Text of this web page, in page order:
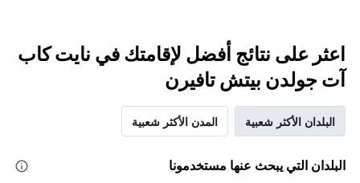
اعثر على نتائج أفضل لإقامتك في نايت كاب
آت جولدن بيتش تافيرن
البلدان الأكثر شعبية المدن الأكثر شعبية
البلدان التي يبحث عنها مستخدمونا